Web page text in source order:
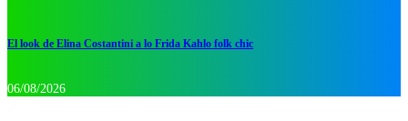
El look de Elina Costantini a lo Frida Kahlo folk chic
06/08/2026